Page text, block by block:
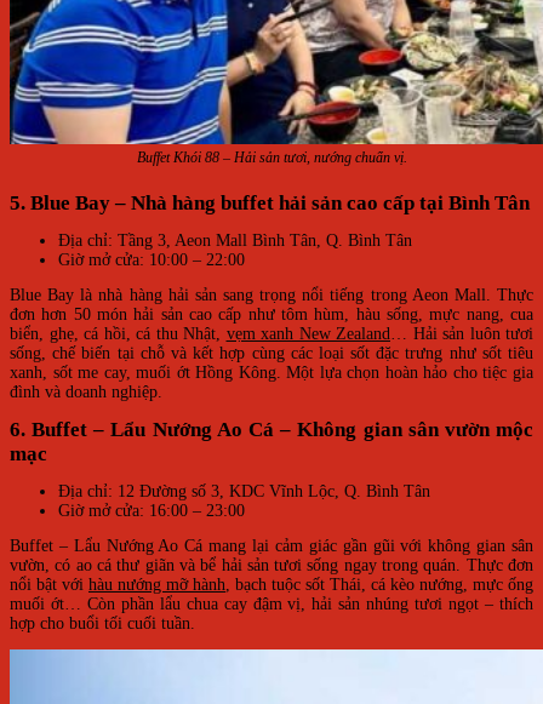
Buffet Khói 88 – Hải sản tươi, nướng chuẩn vị.
5. Blue Bay – Nhà hàng buffet hải sản cao cấp tại Bình Tân
Địa chỉ: Tầng 3, Aeon Mall Bình Tân, Q. Bình Tân
Giờ mở cửa: 10:00 – 22:00
Blue Bay là nhà hàng hải sản sang trọng nổi tiếng trong Aeon Mall. Thực
đơn hơn 50 món hải sản cao cấp như tôm hùm, hàu sống, mực nang, cua
biển, ghẹ, cá hồi, cá thu Nhật, vẹm xanh New Zealand… Hải sản luôn tươi
sống, chế biến tại chỗ và kết hợp cùng các loại sốt đặc trưng như sốt tiêu
xanh, sốt me cay, muối ớt Hồng Kông. Một lựa chọn hoàn hảo cho tiệc gia
đình và doanh nghiệp.
6. Buffet – Lẩu Nướng Ao Cá – Không gian sân vườn mộc
mạc
Địa chỉ: 12 Đường số 3, KDC Vĩnh Lộc, Q. Bình Tân
Giờ mở cửa: 16:00 – 23:00
Buffet – Lẩu Nướng Ao Cá mang lại cảm giác gần gũi với không gian sân
vườn, có ao cá thư giãn và bể hải sản tươi sống ngay trong quán. Thực đơn
nổi bật với hàu nướng mỡ hành, bạch tuộc sốt Thái, cá kèo nướng, mực ống
muối ớt… Còn phần lẩu chua cay đậm vị, hải sản nhúng tươi ngọt – thích
hợp cho buổi tối cuối tuần.